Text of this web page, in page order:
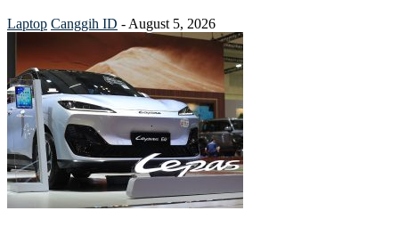
Laptop Canggih ID - August 5, 2026